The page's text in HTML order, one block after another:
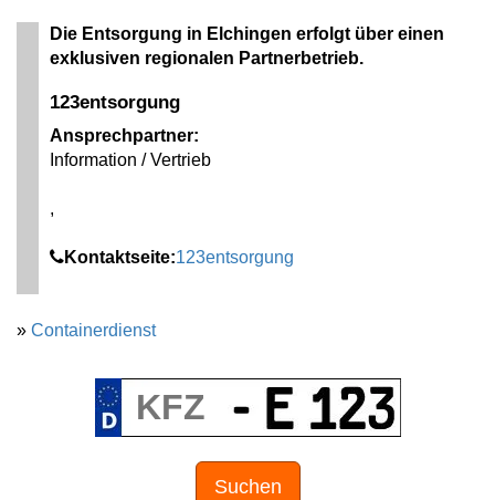
Die Entsorgung in Elchingen erfolgt über einen
exklusiven regionalen Partnerbetrieb.
123entsorgung
Ansprechpartner:
Information / Vertrieb
,
Kontaktseite:123entsorgung
» Containerdienst
Suchen